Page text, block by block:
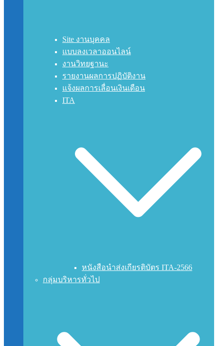
Site งานบุคคล
แบบลงเวลาออนไลน์
งานวิทยฐานะ
รายงานผลการปฏิบัติงาน
แจ้งผลการเลื่อนเงินเดือน
ITA
หนังสือนำส่งเกียรติบัตร ITA-2566
กลุ่มบริหารทั่วไป